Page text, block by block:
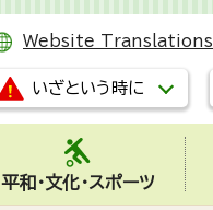
Website Translations
いざという時に
平和・文化・スポーツ